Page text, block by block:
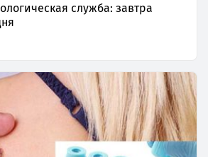
служба: завтра